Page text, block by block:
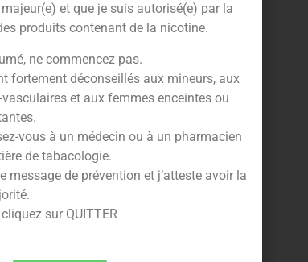
Nautilus GT. Peut
Nautilus GT
et que je suis autorisé(e) par la
produits contenant de la nicotine.
ne commencez pas.
fortement déconseillés aux mineurs, aux
et aux femmes enceintes ou
vous à un médecin ou à un pharmacien
de tabacologie.
de prévention et j’atteste avoir la
sur QUITTER